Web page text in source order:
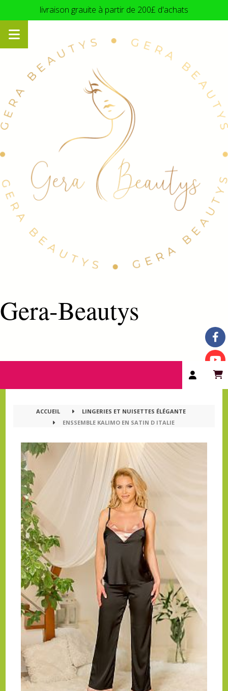
livraison grauite à partir de 200£ d'achats
Gera-Beautys
ACCUEIL
LINGERIES ET NUISETTES ÉLÉGANTE
ENSSEMBLE KALIMO EN SATIN D ITALIE